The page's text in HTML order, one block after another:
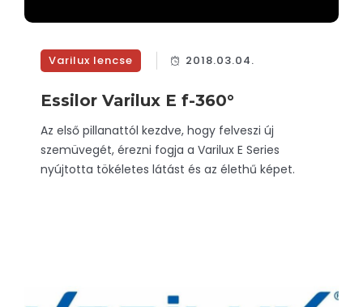
Varilux lencse 2018.03.04.
Essilor Varilux E f-360°
Az első pillanattól kezdve, hogy felveszi új
szemüvegét, érezni fogja a Varilux E Series
nyújtotta tökéletes látást és az élethű képet.